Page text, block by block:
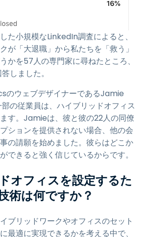
た小規模なLinkedIn調査によると、
が「大退職」から私たちを「救う」
かを57人の専門家に尋ねたところ、
しました。
ウェブデザイナーであるJamie
の従業員は、ハイブリッドオフィス
す。Jamieは、彼と彼の22人の同僚
ションを提供されない場合、他の会
の請願を始めました。彼らはどこか
できると強く信じているからです。
オフィスを設定するた
術は何ですか？
ブリッドワークやオフィスのセット
最適に実現できるかを考える中で、